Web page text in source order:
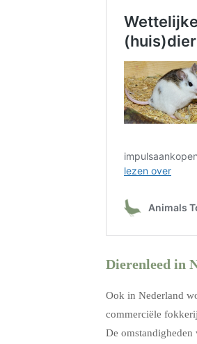
Dierenleed in
Ook in Nederland
commerciële
De